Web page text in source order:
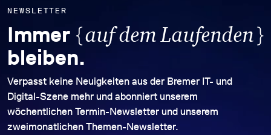
NEWSLETTER
Immer {auf dem Laufenden}
bleiben.
Verpasst keine Neuigkeiten aus der Bremer IT- und
Digital-Szene mehr und abonniert unserem
wöchentlichen Termin-Newsletter und unserem
zweimonatlichen Themen-Newsletter.